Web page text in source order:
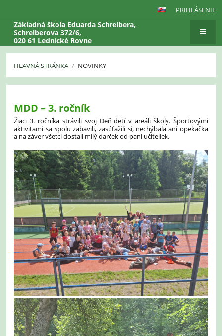
PRIHLÁSENIE
Základná škola Eduarda Schreibera,
Schreiberova 372/6,
020 61 Lednické Rovne
HLAVNÁ STRÁNKA / NOVINKY
MDD – 3. ročník
Žiaci 3. ročníka strávili svoj Deň detí v areáli školy. Športovými
aktivitami sa spolu zabavili, zasúťažili si, nechýbala ani opekačka
a na záver všetci dostali milý darček od pani učiteliek.